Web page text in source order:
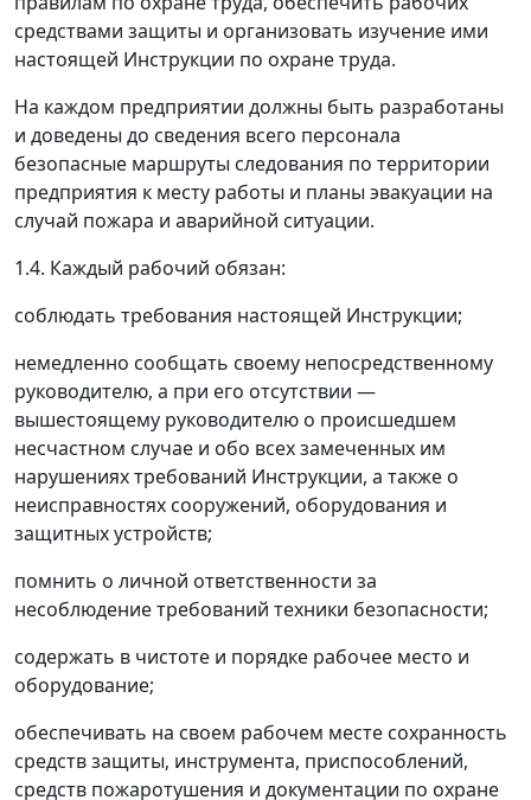
средствами защиты и организовать изучение ими
настоящей Инструкции по охране труда.
На каждом предприятии должны быть разработаны
и доведены до сведения всего персонала
безопасные маршруты следования по территории
предприятия к месту работы и планы эвакуации на
случай пожара и аварийной ситуации.
1.4. Каждый рабочий обязан:
соблюдать требования настоящей Инструкции;
немедленно сообщать своему непосредственному
руководителю, а при его отсутствии —
вышестоящему руководителю о происшедшем
несчастном случае и обо всех замеченных им
нарушениях требований Инструкции, а также о
неисправностях сооружений, оборудования и
защитных устройств;
помнить о личной ответственности за
несоблюдение требований техники безопасности;
содержать в чистоте и порядке рабочее место и
оборудование;
обеспечивать на своем рабочем месте сохранность
средств защиты, инструмента, приспособлений,
средств пожаротушения и документации по охране